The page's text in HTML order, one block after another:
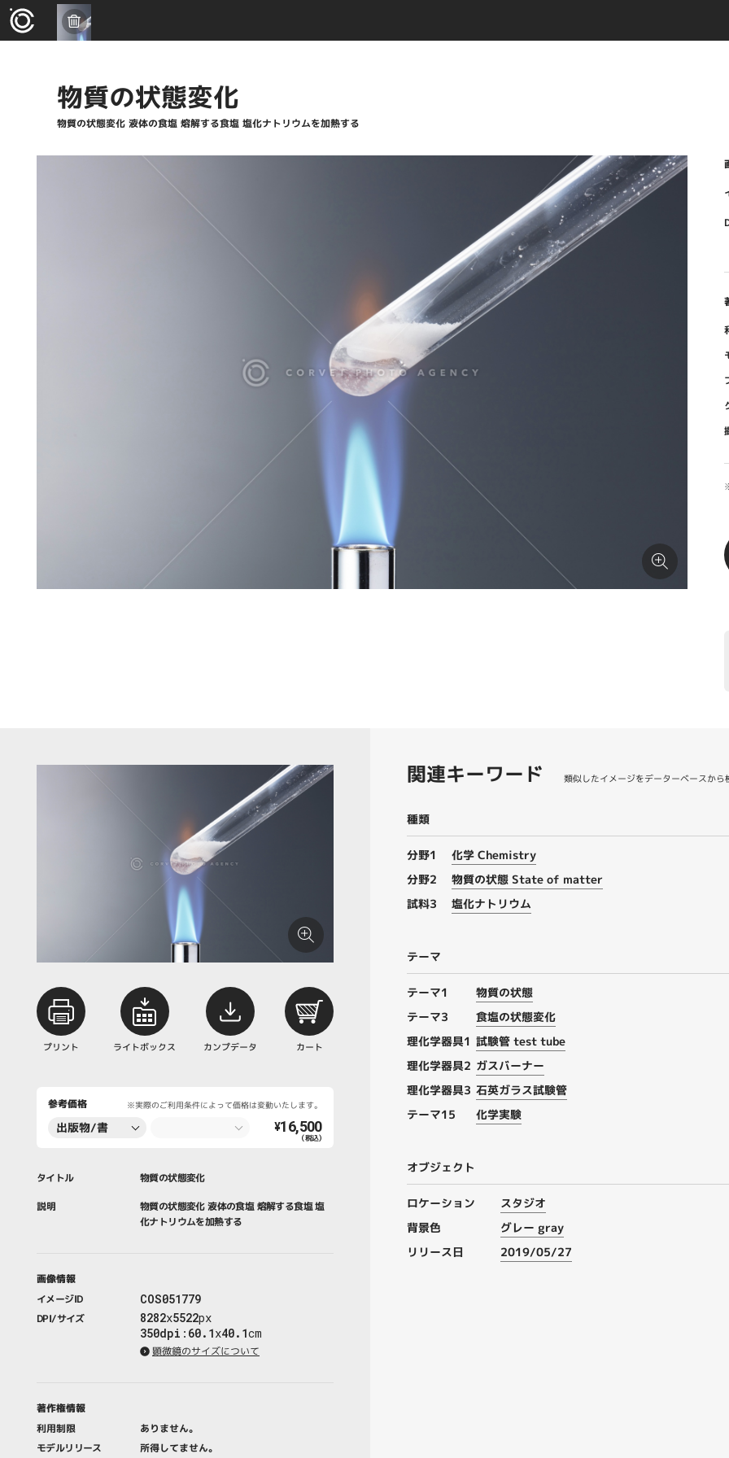
物質の状態変化
物質の状態変化 液体の食塩 熔解する食塩 塩化ナトリウムを加熱する
プリント ライトボックス カンプデータ カート
参考価格 ※実際のご利用条件によって価格は変動いたします。
出版物/書
¥16,500
（税込）
タイトル 物質の状態変化
説明
物質の状態変化 液体の食塩 熔解する食塩 塩
化ナトリウムを加熱する
画像情報
イメージID
COS051779
DPI/サイズ 8282x5522px
350dpi : 60.1x40.1cm
顕微鏡のサイズについて
著作権情報
利用制限
ありません。
モデルリリース
所得してません。
関連キーワード 類似したイメージをデーターベースから
種類
分野1
化学 Chemistry
分野2
物質の状態 State of matter
試料3
塩化ナトリウム
テーマ
テーマ1
物質の状態
テーマ3
食塩の状態変化
理化学器具1 試験管 test tube
理化学器具2 ガスバーナー
理化学器具3 石英ガラス試験管
テーマ15
化学実験
オブジェクト
ロケーション
スタジオ
背景色
グレー gray
リリース日
2019/05/27